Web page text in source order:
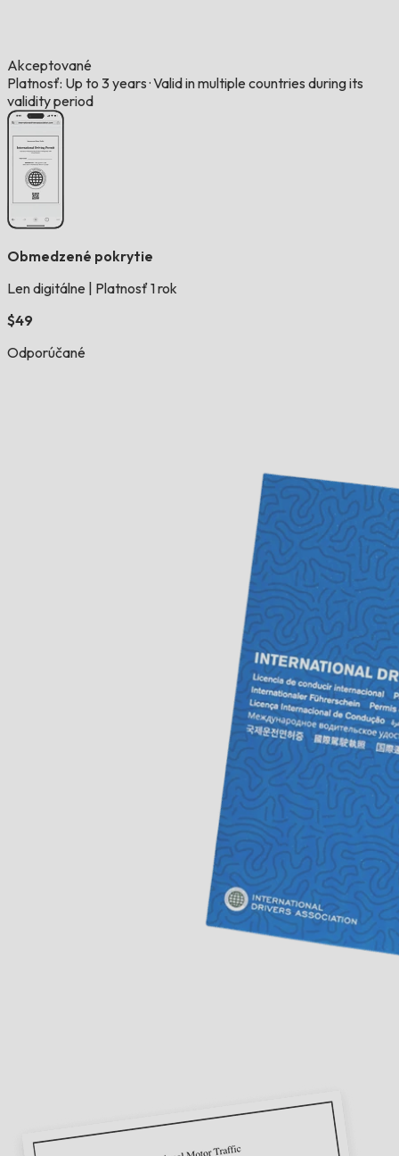
Akceptované
Platnosť: Up to 3 years ·Valid in multiple countries during its
validity period
Obmedzené pokrytie
Len digitálne
Platnosť 1 rok
$49
Odporúčané